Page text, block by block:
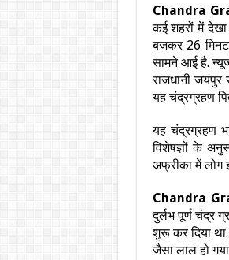
Chandra
कई शहरों में देखा
बजकर 26
सामने आई है.
राजधानी जयपुर
यह चंद्रग्रहण
यह चंद्रग्रहण
विशेषज्ञों के
अफ्रीका में लोग
Chandra
दुर्लभ‍‍‍ पूर्ण चंद्र
शुरू कर दिया
जैसा लाल हो